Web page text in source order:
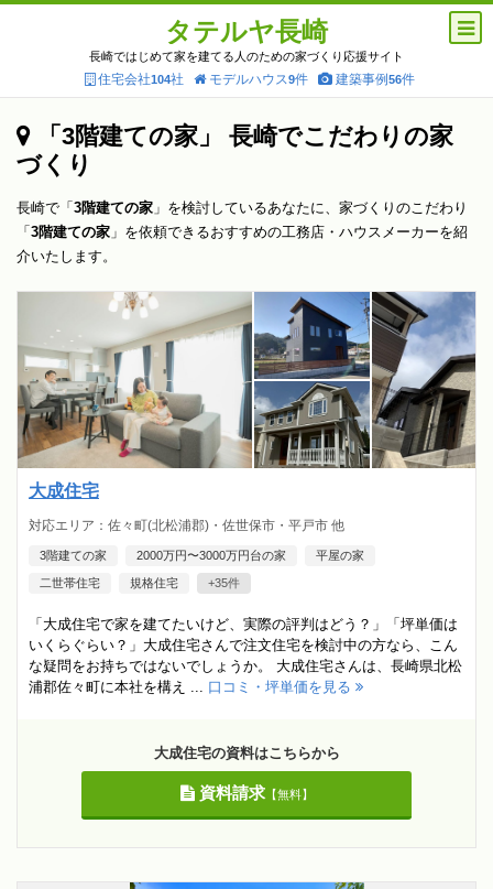
タテルヤ長崎
長崎ではじめて家を建てる人のための家づくり応援サイト
住宅会社104社 モデルハウス9件 建築事例56件
「3階建ての家」 長崎でこだわりの家
づくり
長崎で「 3階建ての家 」を検討しているあなたに、家づくりのこだわり
「 3階建ての家 」を依頼できるおすすめの工務店・ハウスメーカーを紹
介いたします。
大成住宅
対応エリア：佐々町(北松浦郡)・佐世保市・平戸市 他
3階建ての家 2000万円〜3000万円台の家 平屋の家
二世帯住宅 規格住宅 +35件
「大成住宅で家を建てたいけど、実際の評判はどう？」「坪単価は
いくらぐらい？」大成住宅さんで注文住宅を検討中の方なら、こん
な疑問をお持ちではないでしょうか。 大成住宅さんは、長崎県北松
浦郡佐々町に本社を構え ... 口コミ・坪単価を見る
大成住宅の資料はこちらから
資料請求【無料】